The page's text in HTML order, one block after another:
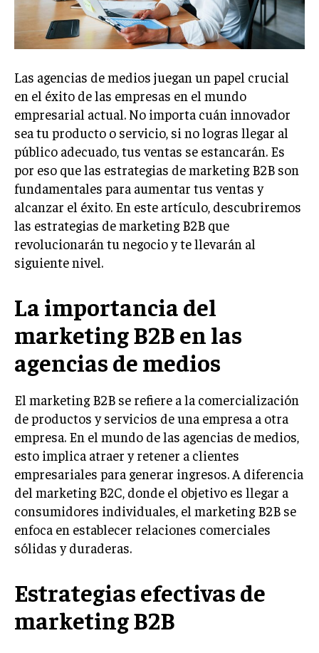
LIFESTYLE
MARKETING
ESTRATEGIAS DE MARKETING
AGENCIAS DE MARKETING
AGENCIAS DE POSICIONAMIENTO WEB SEO
MARKETING DIGITAL
PUBLICIDAD
VENTAS Y PERSUASIÓN
GESTIÓN DE PRODUCTOS
COMUNICACIÓN CORPORATIVA
GESTIÓN DE MARCA
INVESTIGACIÓN DE MERCADO
ANÁLISIS DE COMPETENCIA
GESTIÓN DE CLIENTES
GESTIÓN DEL CAMBIO
LIDERAZGO
Las agencias de medios juegan un papel crucial
en el éxito de las empresas en el mundo
empresarial actual. No importa cuán innovador
sea tu producto o servicio, si no logras llegar al
público adecuado, tus ventas se estancarán. Es
por eso que las estrategias de marketing B2B son
fundamentales para aumentar tus ventas y
alcanzar el éxito. En este artículo, descubriremos
las estrategias de marketing B2B que
revolucionarán tu negocio y te llevarán al
siguiente nivel.
La importancia del
marketing B2B en las
agencias de medios
El marketing B2B se refiere a la comercialización
de productos y servicios de una empresa a otra
empresa. En el mundo de las agencias de medios,
esto implica atraer y retener a clientes
empresariales para generar ingresos. A diferencia
del marketing B2C, donde el objetivo es llegar a
consumidores individuales, el marketing B2B se
enfoca en establecer relaciones comerciales
sólidas y duraderas.
Estrategias efectivas de
marketing B2B